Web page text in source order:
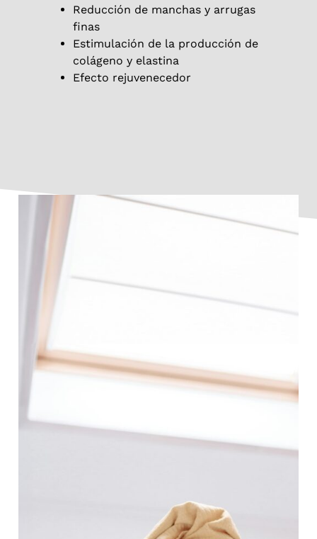
Reducción de manchas y arrugas
finas
Estimulación de la producción de
colágeno y elastina
Efecto rejuvenecedor